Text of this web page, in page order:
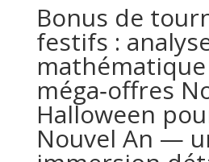
Bonus de
festifs :
méga‑offres
Halloween
Nouvel An —